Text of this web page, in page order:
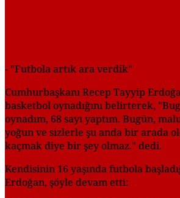
- "Futbola artık ara verdik"
Cumhurbaşkanı Recep Tayyip
basketbol oynadığını belirterek,
oynadım, 68 sayı yaptım. Bugün,
yoğun ve sizlerle şu anda bir arada
kaçmak diye bir şey olmaz." dedi.
Kendisinin 16 yaşında futbola
Erdoğan, şöyle devam etti: